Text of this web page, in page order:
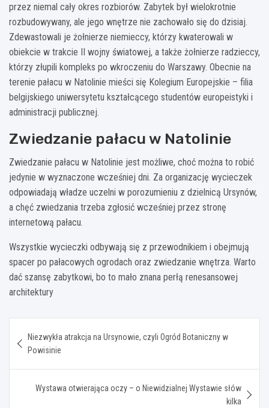
przez niemal cały okres rozbiorów. Zabytek był wielokrotnie
rozbudowywany, ale jego wnętrze nie zachowało się do dzisiaj.
Zdewastowali je żołnierze niemieccy, którzy kwaterowali w
obiekcie w trakcie II wojny światowej, a także żołnierze radzieccy,
którzy złupili kompleks po wkroczeniu do Warszawy. Obecnie na
terenie pałacu w Natolinie mieści się Kolegium Europejskie – filia
belgijskiego uniwersytetu kształcącego studentów europeistyki i
administracji publicznej.
Zwiedzanie pałacu w Natolinie
Zwiedzanie pałacu w Natolinie jest możliwe, choć można to robić
jedynie w wyznaczone wcześniej dni. Za organizację wycieczek
odpowiadają władze uczelni w porozumieniu z dzielnicą Ursynów,
a chęć zwiedzania trzeba zgłosić wcześniej przez stronę
internetową pałacu.
Wszystkie wycieczki odbywają się z przewodnikiem i obejmują
spacer po pałacowych ogrodach oraz zwiedzanie wnętrza. Warto
dać szansę zabytkowi, bo to mało znana perłą renesansowej
architektury
wpisu
Niezwykła atrakcja na Ursynowie, czyli Ogród Botaniczny w
Powisinie
Wystawa otwierająca oczy – o Niewidzialnej Wystawie słów
kilka